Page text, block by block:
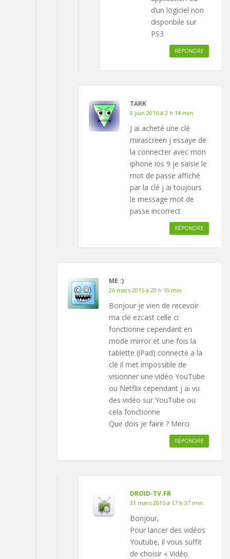
d’un logiciel non
disponbile sur
PS3
RÉPONDRE
TARK
8 juin 2016 à 2 h 14 min
J ai acheté une clé
mirascreen j essaye de
la connecter avec mon
iphone ios 9 je saisie le
mot de passe affiché
par la clé j ai toujours
le message mot de
passe incorrect
RÉPONDRE
ME :)
26 mars 2015 à 20 h 10 min
Bonjour je vien de recevoir
ma clė ezcast celle ci
fonctionne cependant en
mode mirror et une fois la
tablette (iPad) connectė a la
clé il met impossible de
visionner une vidéo YouTube
ou Netflix cependant j ai vu
des vidéo sur YouTube ou
cela fonctionne
Que dois je faire ? Merci
RÉPONDRE
DROID-TV.FR
31 mars 2015 à 17 h 37 min
Bonjour,
Pour lancer des vidéos
Youtube, il vous suffit
de choisir « Vidéo